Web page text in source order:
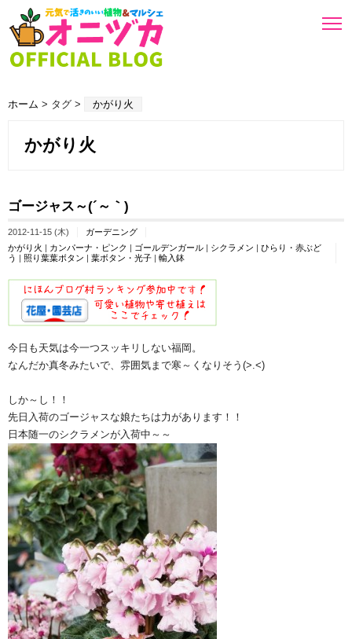
ホーム > タグ > かがり火
かがり火
ゴージャス～(´～｀)
2012-11-15 (木)
ガーデニング
かがり火 | カンパーナ・ピンク | ゴールデンガール | シクラメン | ひらり・赤ぶど
う | 照り葉葉ボタン | 葉ボタン・光子 | 輸入鉢
今日も天気は今一つスッキリしない福岡。
なんだか真冬みたいで、雰囲気まで寒～くなりそう(>.<)
しか～し！！
先日入荷のゴージャスな娘たちは力があります！！
日本随一のシクラメンが入荷中～～